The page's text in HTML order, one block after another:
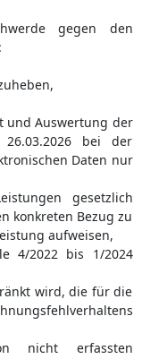
gegen den
und Auswertung der
bei der
Daten nur
gesetzlich
konkreten Bezug zu
aufweisen,
4/2022 bis 1/2024
wird, die für die
nicht erfassten